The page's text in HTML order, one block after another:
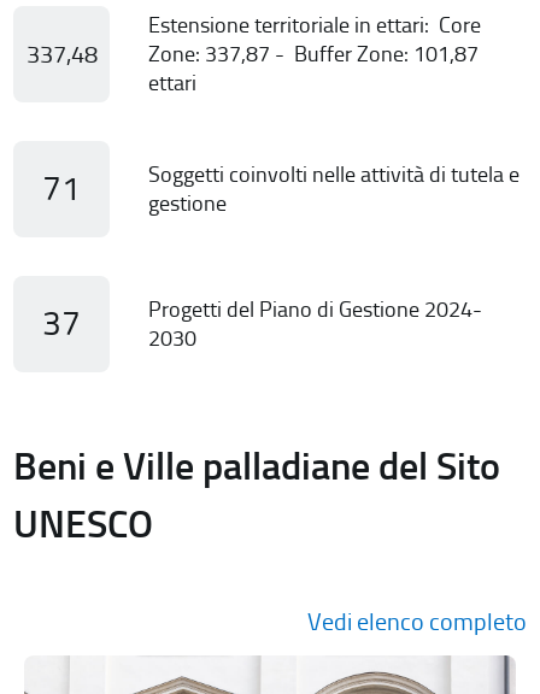
337,48
Estensione territoriale in ettari: Core
Zone: 337,87 - Buffer Zone: 101,87
ettari
71
Soggetti coinvolti nelle attività di tutela e
gestione
37
Progetti del Piano di Gestione 2024-
2030
Beni e Ville palladiane del Sito
UNESCO
Vedi elenco completo